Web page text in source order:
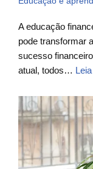
A educação
pode transformar
sucesso
atual, todos…